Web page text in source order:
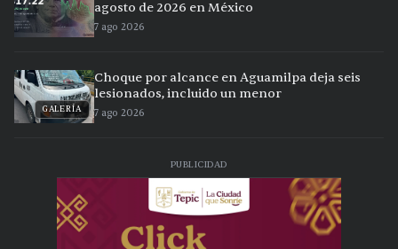
agosto de 2026 en México
7 ago 2026
GALERÍA
Choque por alcance en Aguamilpa deja seis
lesionados, incluido un menor
7 ago 2026
PUBLICIDAD